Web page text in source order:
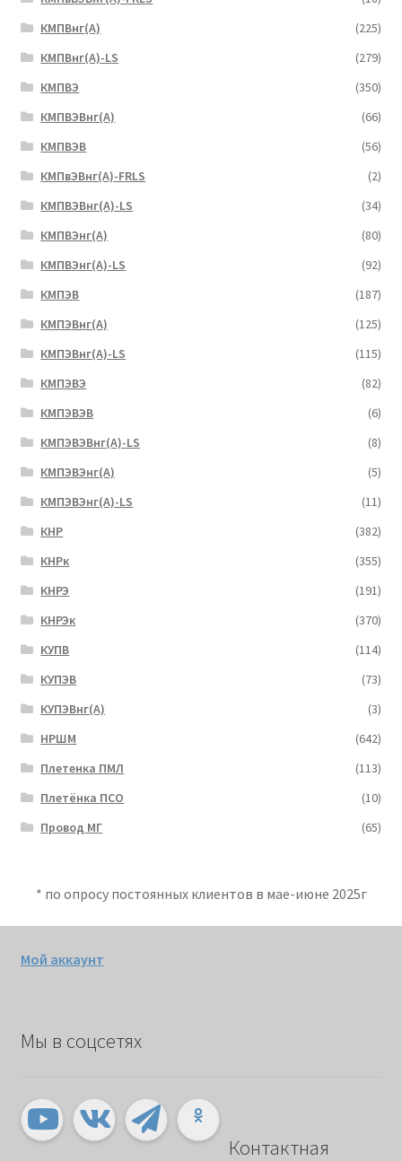
КМПВнг(А)
(225)
КМПВнг(А)-LS
(279)
КМПВЭ
(350)
КМПВЭBнг(А)
(66)
КМПВЭВ
(56)
КМПвЭВнг(А)-FRLS
(2)
КМПВЭВнг(А)-LS
(34)
КМПВЭнг(А)
(80)
КМПВЭнг(А)-LS
(92)
КМПЭВ
(187)
КМПЭВнг(А)
(125)
КМПЭВнг(А)-LS
(115)
КМПЭВЭ
(82)
КМПЭВЭВ
(6)
КМПЭВЭВнг(А)-LS
(8)
КМПЭВЭнг(А)
(5)
КМПЭВЭнг(А)-LS
(11)
КНР
(382)
КНРк
(355)
КНРЭ
(191)
КНРЭк
(370)
КУПВ
(114)
КУПЭВ
(73)
КУПЭВнг(А)
(3)
НРШМ
(642)
Плетенка ПМЛ
(113)
Плетёнка ПСО
(10)
Провод МГ
(65)
* по опросу постоянных клиентов в мае-июне 2025г
Мой аккаунт
Мы в соцсетях
Контактная